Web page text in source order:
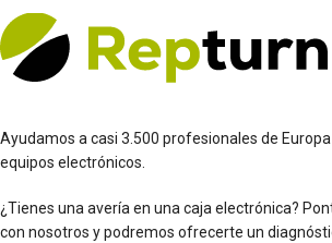
Ayudamos a casi 3.500 profesionales de
equipos electrónicos.
¿Tienes una avería en una caja electrónica?
con nosotros y podremos ofrecerte un